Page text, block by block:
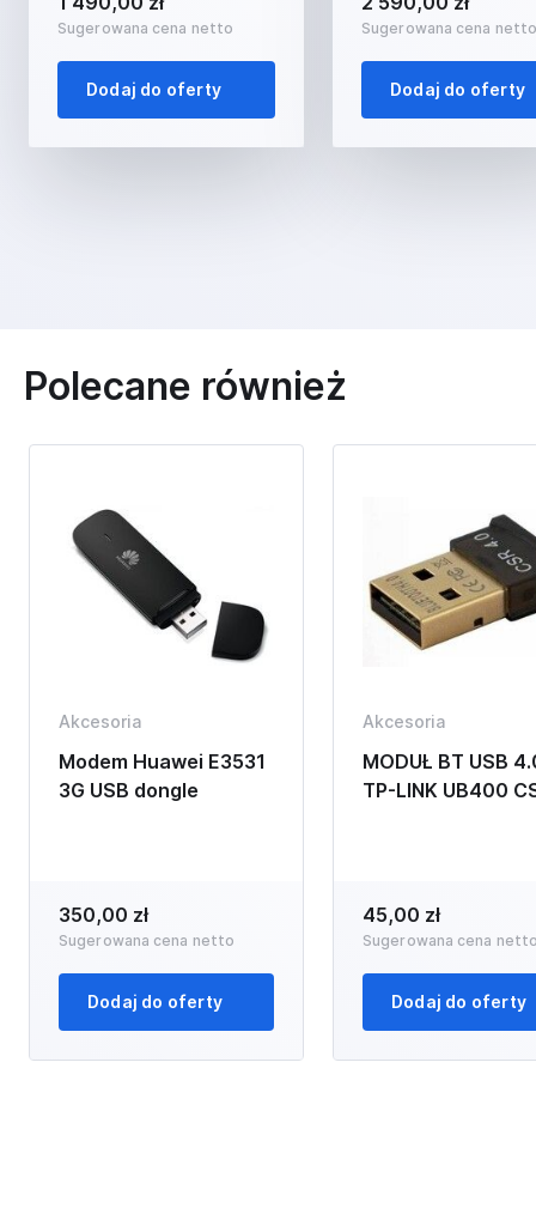
Sugerowana cena netto
Dodaj do oferty
Sugerowana cena
Dodaj do oferty
Polecane również
Akcesoria
Modem Huawei E3531
3G USB dongle
350,00 zł
Sugerowana cena netto
Dodaj do oferty
Akcesoria
MODUŁ BT USB
TP-LINK UB400
45,00 zł
Sugerowana cena
Dodaj do oferty